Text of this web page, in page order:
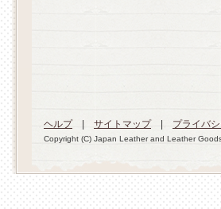
ヘルプ| サイトマップ| プライバ
Copyright (C) Japan Leather and Leather